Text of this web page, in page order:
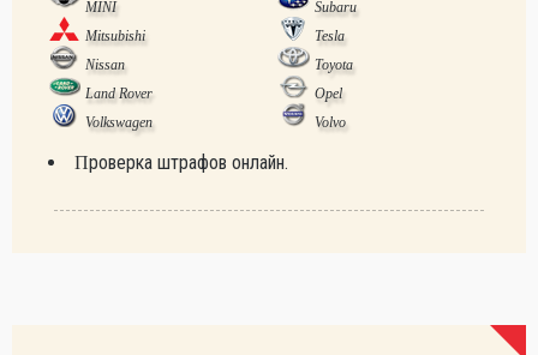
MINI
Subaru
Mitsubishi
Tesla
Nissan
Toyota
Land Rover
Opel
Volkswagen
Volvo
Проверка штрафов онлайн.